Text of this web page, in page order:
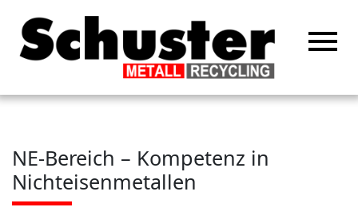
menu
Unternehmen
Historie
Zertifizierung
NE-Bereich – Kompetenz in
Nichteisenmetallen